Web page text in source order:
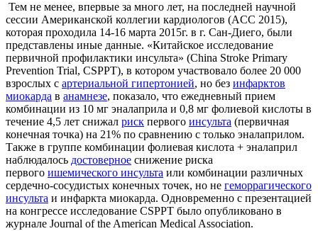
Тем не менее, впервые за много лет, на последней научной
сессии Американской коллегии кардиологов (ACC 2015),
которая проходила 14-16 марта 2015г. в г. Сан-Диего, были
представлены иные данные. «Китайское исследование
первичной профилактики инсульта» (China Stroke Primary
Prevention Trial, CSPPT), в котором участвовало более 20 000
взрослых с артериальной гипертонией, но без инфарктов
миокарда в анамнезе, показало, что ежедневный прием
комбинации из 10 мг эналаприла и 0,8 мг фолиевой кислоты в
течение 4,5 лет снижал риск первого инсульта (первичная
конечная точка) на 21% по сравнению с только эналаприлом.
Также в группе комбинации фолиевая кислота + эналаприл
наблюдалось достоверное снижение риска
первого ишемического инсульта или комбинации различных
сердечно-сосудистых конечных точек, но не геморрагического
инсульта и инфаркта миокарда. Одновременно с презентацией
на конгрессе исследование CSPPT было опубликовано в
журнале Journal of the American Medical Association.